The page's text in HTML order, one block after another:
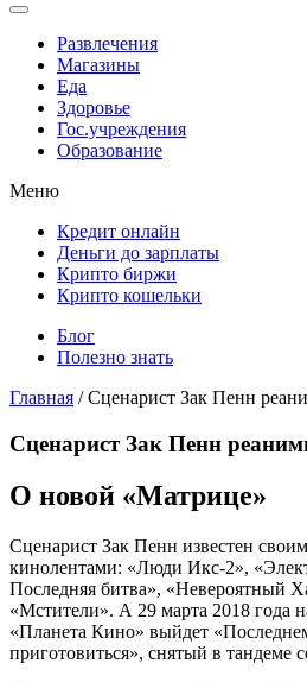
Развлечения
Магазины
Еда
Здоровье
Гос.учреждения
Образование
Меню
Кредит онлайн
Деньги до зарплаты
Крипто биржи
Крипто кошельки
Блог
Полезно знать
Главная / Сценарист Зак Пенн
Сценарист Зак Пенн
О новой «Матрице»
Сценарист Зак Пенн известен
кинолентами: «Люди Икс-2»,
Последняя битва», «Невероятный
«Мстители». А 29 марта 2018 года
«Планета Кино» выйдет
приготовиться», снятый в тандеме